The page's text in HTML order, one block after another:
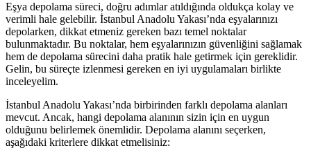
Eşya depolama süreci, doğru adımlar atıldığında oldukça kolay ve
verimli hale gelebilir. İstanbul Anadolu Yakası’nda eşyalarınızı
depolarken, dikkat etmeniz gereken bazı temel noktalar
bulunmaktadır. Bu noktalar, hem eşyalarınızın güvenliğini sağlamak
hem de depolama sürecini daha pratik hale getirmek için gereklidir.
Gelin, bu süreçte izlenmesi gereken en iyi uygulamaları birlikte
inceleyelim.
İstanbul Anadolu Yakası’nda birbirinden farklı depolama alanları
mevcut. Ancak, hangi depolama alanının sizin için en uygun
olduğunu belirlemek önemlidir. Depolama alanını seçerken,
aşağıdaki kriterlere dikkat etmelisiniz: